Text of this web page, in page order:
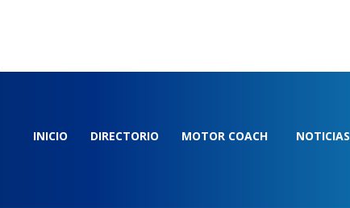
INICIO DIRECTORIO MOTOR COACH NOTICIAS